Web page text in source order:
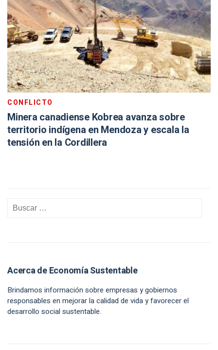
CONFLICTO
Minera canadiense Kobrea avanza sobre
territorio indígena en Mendoza y escala la
tensión en la Cordillera
Acerca de Economía Sustentable
Brindamos información sobre empresas y gobiernos
responsables en mejorar la calidad de vida y favorecer el
desarrollo social sustentable.